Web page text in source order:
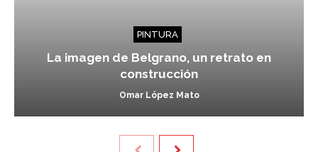
PINTURA
La imagen de Belgrano, un retrato en
construcción
Omar López Mato